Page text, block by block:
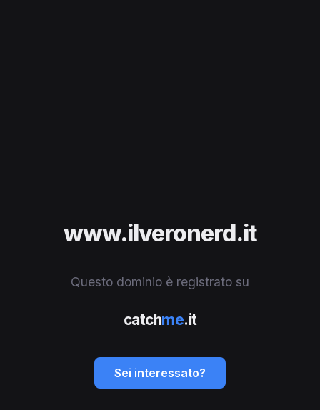
www.ilveronerd.it
Questo dominio è registrato su
catchme.it
Sei interessato?